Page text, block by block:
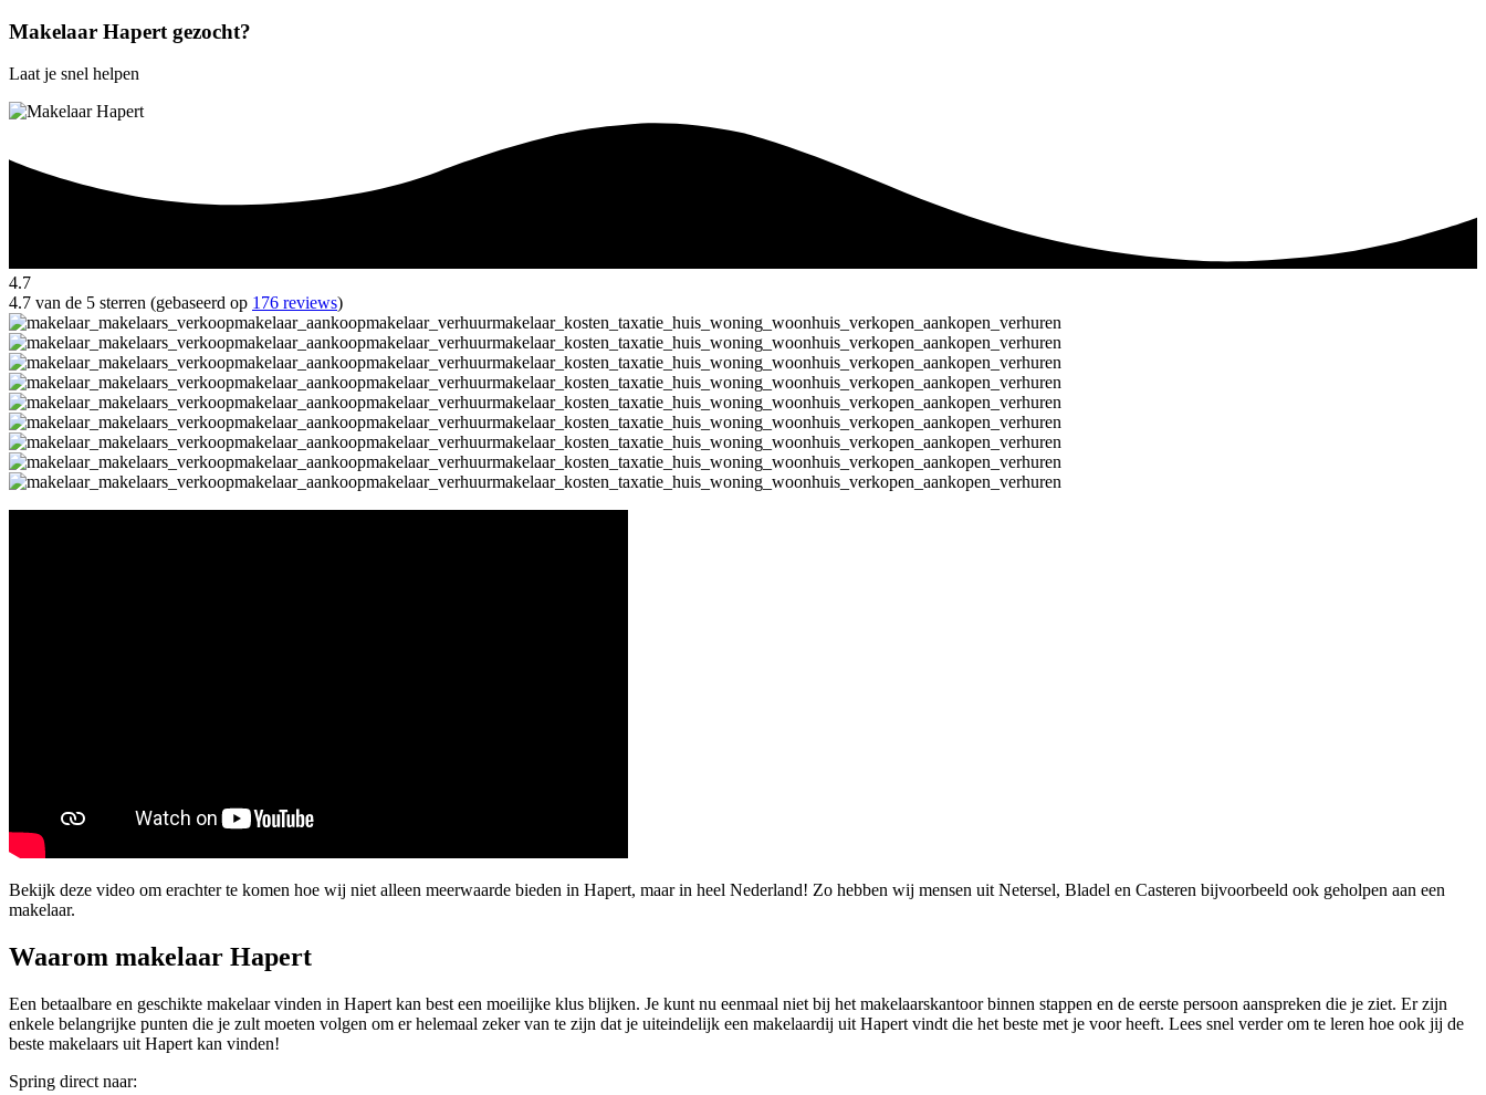
Makelaar Hapert gezocht?
Laat je snel helpen
4.7
4.7 van de 5 sterren (gebaseerd op 176 reviews)
Bekijk deze video om erachter te komen hoe wij niet alleen meerwaarde bieden in Hapert, maar in heel Nederland! Zo hebben wij mensen uit Netersel, Bladel en Casteren bijvoorbeeld ook geholpen aan een
makelaar.
Waarom makelaar Hapert
Een betaalbare en geschikte makelaar vinden in Hapert kan best een moeilijke klus blijken. Je kunt nu eenmaal niet bij het makelaarskantoor binnen stappen en de eerste persoon aanspreken die je ziet. Er zijn
enkele belangrijke punten die je zult moeten volgen om er helemaal zeker van te zijn dat je uiteindelijk een makelaardij uit Hapert vindt die het beste met je voor heeft. Lees snel verder om te leren hoe ook jij de
beste makelaars uit Hapert kan vinden!
Spring direct naar: